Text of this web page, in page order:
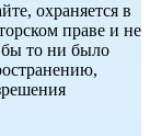
охраняется в
праве и не
то ни было